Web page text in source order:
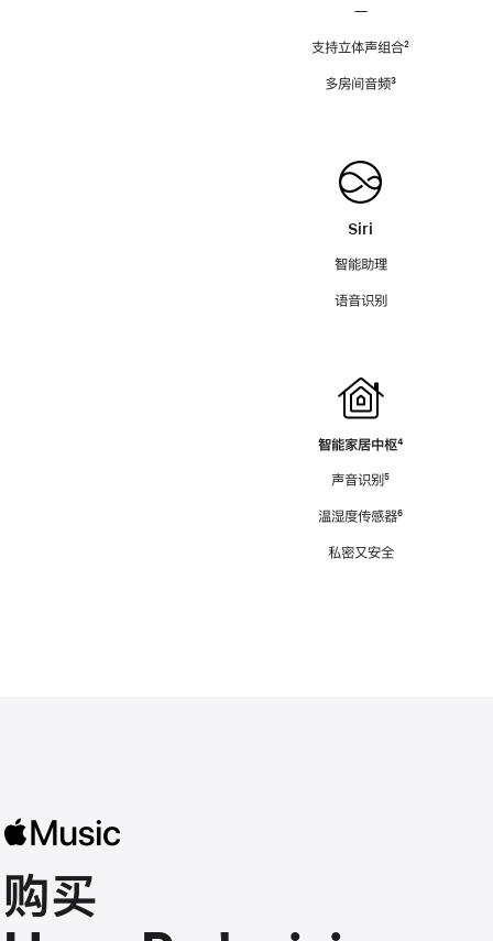
—
支持立体声组合脚
²
多房间音频脚
³
Siri
智能助理
语音识别
智能家居中枢脚
⁴
声音识别脚
⁵
温湿度传感器脚
⁶
私密又安全
购买